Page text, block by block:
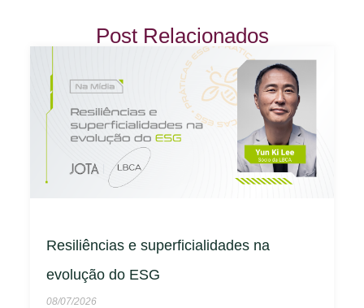
Post Relacionados
Resiliências e superficialidades na
evolução do ESG
08/07/2026